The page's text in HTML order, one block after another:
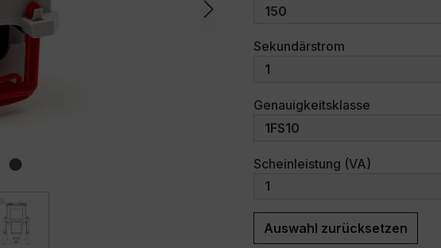
Sekundärstrom
Genauigkeitsklasse
Scheinleistung (VA)
Auswahl zurücksetzen